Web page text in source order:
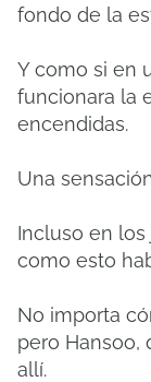
fondo de la
Y como si en
funcionara la
encendidas.
Una
Incluso en
como esto
No importa
pero Hansoo,
allí.